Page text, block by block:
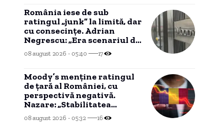
România iese de sub
ratingul „junk” la limită, dar
cu consecințe. Adrian
Negrescu: „Era scenariul de
bază, nu am câștigat nimic”
08 august 2026 - 05:40 17
Moody’s menține ratingul
de țară al României, cu
perspectivă negativă.
Nazare: „Stabilitatea
politică este atent
08 august 2026 - 05:32 16